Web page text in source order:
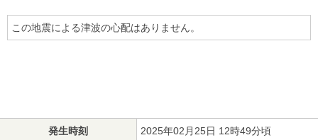
この地震による津波の心配はありません。
発生時刻 2025年02月25日 12時49分頃